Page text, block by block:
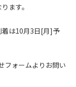
ます。
着は10月3日[月]予
フォームよりお問い